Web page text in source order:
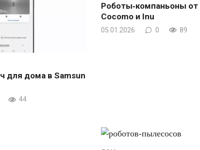
для дома в Samsun
44
Роботы‑компаньоны от
Cocomo и Inu
05.01.2026 0 89